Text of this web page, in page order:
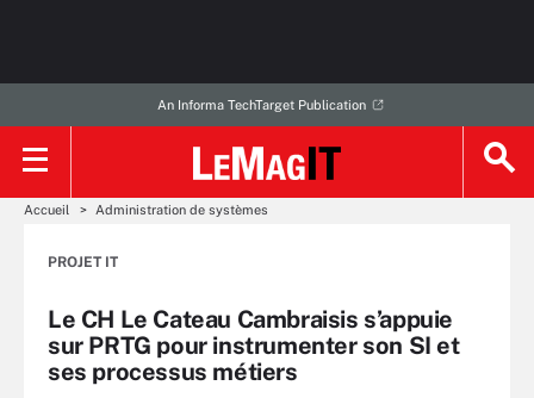
An Informa TechTarget Publication
Accueil Administration de systèmes
PROJET IT
Le CH Le Cateau Cambraisis s’appuie
sur PRTG pour instrumenter son SI et
ses processus métiers